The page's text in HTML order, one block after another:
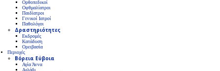
Ορθοπεδικοί
Οφθμαλίατροι
Παιδίατροι
Γενικοί Ιατροί
Παθολόγοι
Δραστηριότητες
Εκδρομές
Κατάδυση
Ορειβασία
Περιοχές
Βόρεια Εύβοια
Αγία Άννα
Αχλάδι